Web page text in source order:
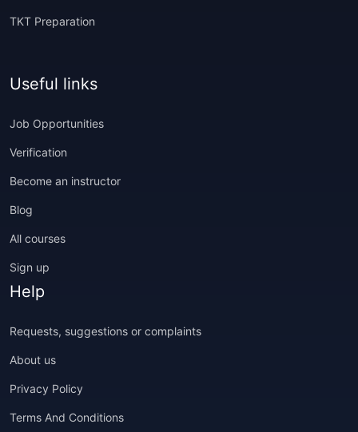
TKT Preparation
Useful links
Job Opportunities
Verification
Become an instructor
Blog
All courses
Sign up
Help
Requests, suggestions or complaints
About us
Privacy Policy
Terms And Conditions